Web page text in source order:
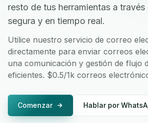
resto de tus herramientas a través
segura y en tiempo real.
Utilice nuestro servicio de correo
directamente para enviar correos
una comunicación y gestión de flujo
eficientes. $0.5/1k correos
Comenzar Hablar por